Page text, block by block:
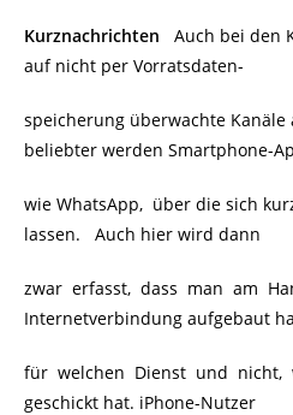
Kurznachrichten Auch bei den
auf nicht per Vorratsdaten-
speicherung überwachte
beliebter werden Smartphone-
wie WhatsApp, über die sich
lassen. Auch hier wird dann
zwar erfasst, dass man am
Internetverbindung aufgebaut
für welchen Dienst und nicht,
geschickt hat. iPhone-Nutzer